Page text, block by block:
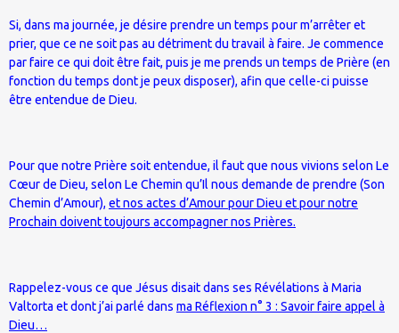
Si, dans ma journée, je désire prendre un temps pour m’arrêter et
prier, que ce ne soit pas au détriment du travail à faire. Je commence
par faire ce qui doit être fait, puis je me prends un temps de Prière (en
fonction du temps dont je peux disposer), afin que celle-ci puisse
être entendue de Dieu.
Pour que notre Prière soit entendue, il faut que nous vivions selon Le
Cœur de Dieu, selon Le Chemin qu’Il nous demande de prendre (Son
Chemin d’Amour), et nos actes d’Amour pour Dieu et pour notre
Prochain doivent toujours accompagner nos Prières.
Rappelez-vous ce que Jésus disait dans ses Révélations à Maria
Valtorta et dont j’ai parlé dans ma Réflexion n° 3 : Savoir faire appel à
Dieu…